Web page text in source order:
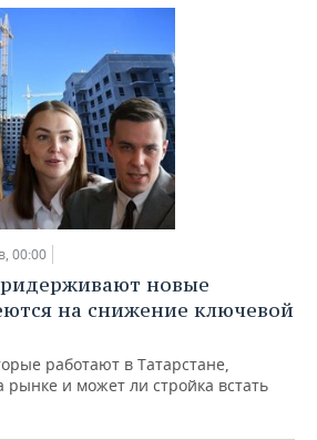
00:00
новые
на снижение ключевой
работают в Татарстане,
и может ли стройка встать